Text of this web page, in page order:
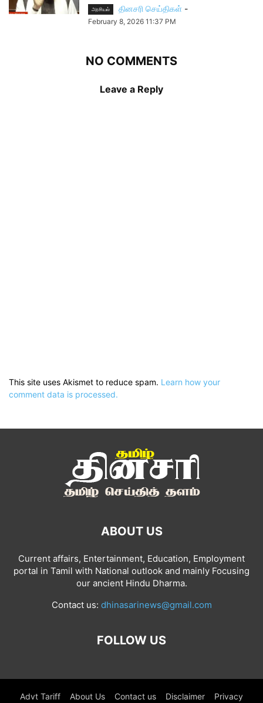
அரசியல் தினசரி செய்திகள் -
February 8, 2026 11:37 PM
NO COMMENTS
Leave a Reply
This site uses Akismet to reduce spam. Learn how your
comment data is processed.
ABOUT US
Current affairs, Entertainment, Education, Employment
portal in Tamil with National outlook and mainly Focusing
our ancient Hindu Dharma.
Contact us: dhinasarinews@gmail.com
FOLLOW US
Advt Tariff About Us Contact us Disclaimer Privacy